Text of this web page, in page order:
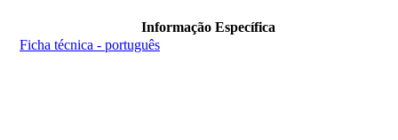
Informação Específica
Ficha técnica - português